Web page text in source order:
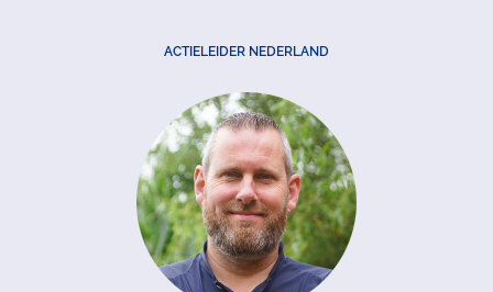
ACTIELEIDER NEDERLAND